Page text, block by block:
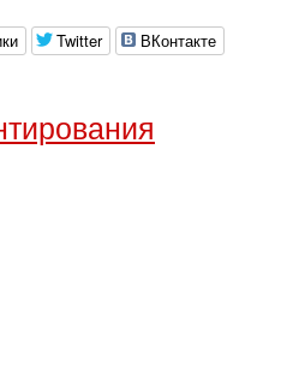
Twitter ВКонтакте